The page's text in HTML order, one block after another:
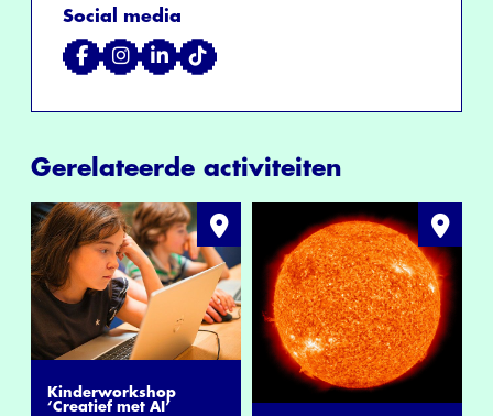
Social media
Gerelateerde activiteiten
Kinderworkshop
‘Creatief met AI’